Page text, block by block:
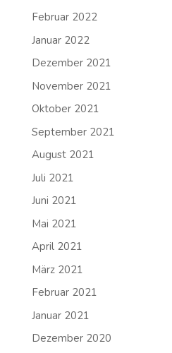
Februar 2022
Januar 2022
Dezember 2021
November 2021
Oktober 2021
September 2021
August 2021
Juli 2021
Juni 2021
Mai 2021
April 2021
März 2021
Februar 2021
Januar 2021
Dezember 2020